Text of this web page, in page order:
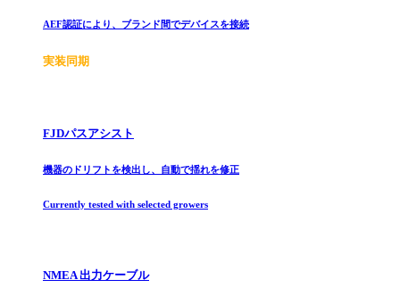
AEF認証により、ブランド間でデバイスを接続
実装同期
FJDパスアシスト
機器のドリフトを検出し、自動で揺れを修正
Currently tested with selected growers
NMEA 出力ケーブル